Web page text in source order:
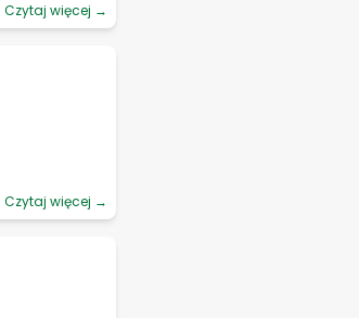
Czytaj więcej →
Czytaj więcej →